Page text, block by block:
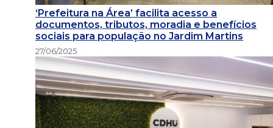
‘Prefeitura na Área’ facilita acesso a
documentos, tributos, moradia e benefícios
sociais para população no Jardim Martins
27/06/2025